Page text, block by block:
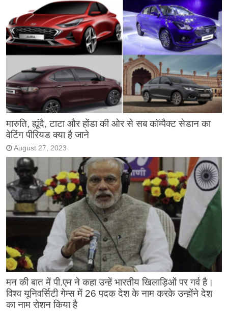
मारुति, ह्यूंदै, टाटा और होंडा की ओर से सब कॉम्पैक्ट सेडान का
वेटिंग पीरियड क्या है जाने
August 27, 2023
मन की बात में पी.एम ने कहा उन्हें भारतीय खिलाड़िओं पर गर्व है।
विश्व यूनिवर्सिटी गेम्स में 26 पदक देश के नाम करके उन्होंने देश
का नाम रोशन किया है